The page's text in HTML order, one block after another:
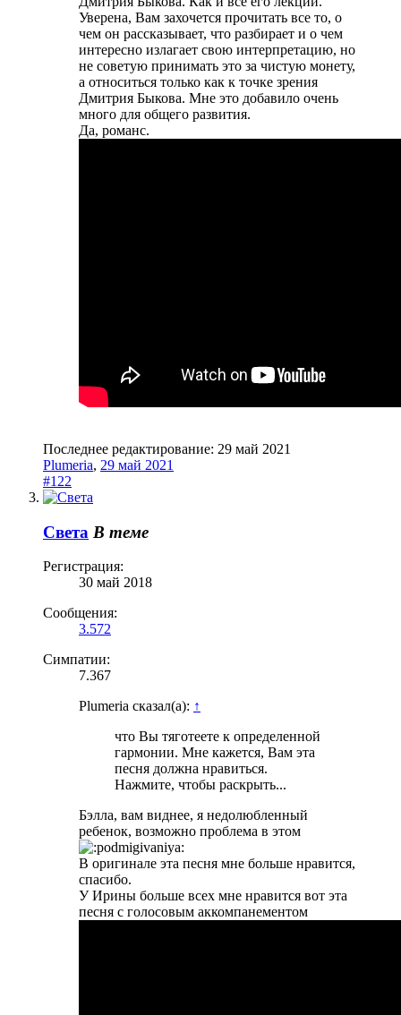
Уверена, Вам захочется прочитать все то, о
чем он рассказывает, что разбирает и о чем
интересно излагает свою интерпретацию, но
не советую принимать это за чистую монету,
а относиться только как к точке зрения
Дмитрия Быкова. Мне это добавило очень
много для общего развития.
Да, романс.
Последнее редактирование: 29 май 2021
Plumeria, 29 май 2021
#122
Света В теме
Регистрация:
30 май 2018
Сообщения:
3.572
Симпатии:
7.367
Plumeria сказал(а): ↑
что Вы тяготеете к определенной
гармонии. Мне кажется, Вам эта
песня должна нравиться.
Нажмите, чтобы раскрыть...
Бэлла, вам виднее, я недолюбленный
ребенок, возможно проблема в этом
В оригинале эта песня мне больше нравится,
спасибо.
У Ирины больше всех мне нравится вот эта
песня с голосовым аккомпанементом